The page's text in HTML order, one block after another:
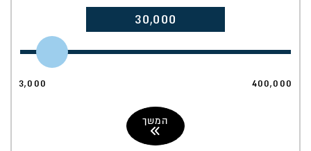
30,000
3,000 400,000
המשך